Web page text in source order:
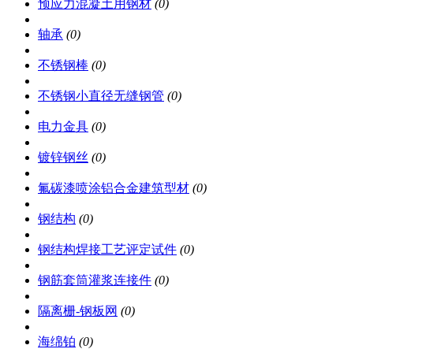
预应力混凝土用钢材 (0)
轴承 (0)
不锈钢棒 (0)
不锈钢小直径无缝钢管 (0)
电力金具 (0)
镀锌钢丝 (0)
氟碳漆喷涂铝合金建筑型材 (0)
钢结构 (0)
钢结构焊接工艺评定试件 (0)
钢筋套筒灌浆连接件 (0)
隔离栅-钢板网 (0)
海绵铂 (0)